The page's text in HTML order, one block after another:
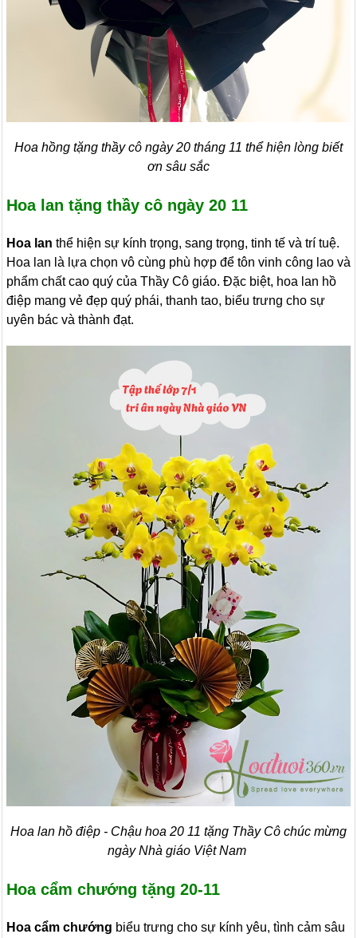
Hoa hồng tặng thầy cô ngày 20 tháng 11 thể hiện lòng biết
ơn sâu sắc
Hoa lan tặng thầy cô ngày 20 11
Hoa lan thể hiện sự kính trọng, sang trọng, tinh tế và trí tuệ.
Hoa lan là lựa chọn vô cùng phù hợp để tôn vinh công lao và
phẩm chất cao quý của Thầy Cô giáo. Đặc biệt, hoa lan hồ
điệp mang vẻ đẹp quý phái, thanh tao, biểu trưng cho sự
uyên bác và thành đạt.
Hoa lan hồ điệp - Chậu hoa 20 11 tặng Thầy Cô chúc mừng
ngày Nhà giáo Việt Nam
Hoa cẩm chướng tặng 20-11
Hoa cẩm chướng biểu trưng cho sự kính yêu, tình cảm sâu